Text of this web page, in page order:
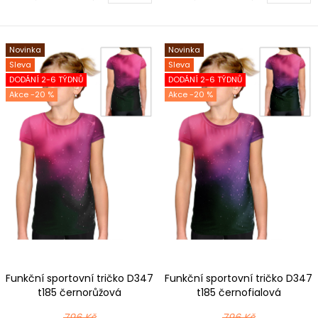
Novinka
Sleva
DODÁNÍ 2-6 TÝDNŮ
-20 %
Funkční sportovní tričko D347
t185 černorůžová
Novinka
Sleva
DODÁNÍ 2-6 TÝDNŮ
-20 %
Funkční sportovní tričko D347
t185 černofialová